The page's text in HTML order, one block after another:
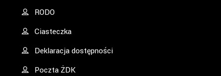
RODO
Ciasteczka
Deklaracja dostępności
Poczta ŻDK